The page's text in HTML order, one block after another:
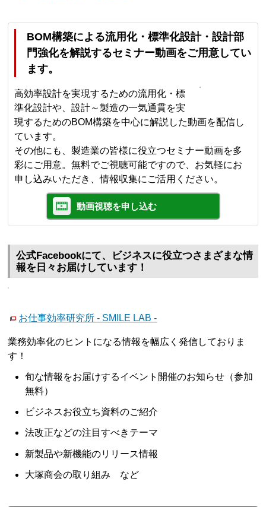
BOM構築による流用化・標準化設計・設計部
門強化を解説するセミナー動画をご用意してい
ます。
高効率設計を実現するための流用化・標
準化設計や、設計～製造の一気通貫を実
現するためのBOM構築を中心に解説した動画を配信し
ています。
その他にも、製造業の皆様に役立つセミナー動画を多
彩にご用意。無料でご視聴可能ですので、お気軽にお
申し込みいただき、情報収集にご活用ください。
動画視聴を申し込む
公式Facebookにて、ビジネスに役立つさまざまな情
報を日々お届けしています！
お仕事効率研究所 - SMILE LAB -
業務効率化のヒントになる情報を幅広く発信しておりま
す！
旬な情報をお届けするイベント開催のお知らせ（参加
無料）
ビジネスお役立ち資料のご紹介
法改正などの注目すべきテーマ
新製品や新機能のリリース情報
大塚商会の取り組み など